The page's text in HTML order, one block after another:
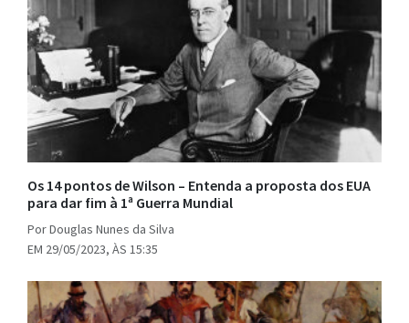
Os 14 pontos de Wilson – Entenda a proposta dos EUA
para dar fim à 1ª Guerra Mundial
Por Douglas Nunes da Silva
EM 29/05/2023, ÀS 15:35